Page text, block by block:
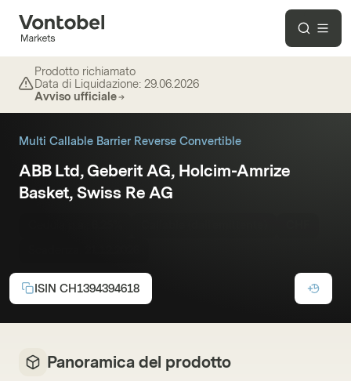
Prodotto richiamato
Data di Liquidazione: 29.06.2026
Avviso ufficiale
Multi Callable Barrier Reverse Convertible
ABB Ltd, Geberit AG, Holcim-Amrize
Basket, Swiss Re AG
ISIN CH1394394618
Panoramica del prodotto